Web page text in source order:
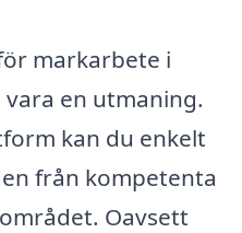
markarbete i
en utmaning.
kan du enkelt
från kompetenta
Oavsett